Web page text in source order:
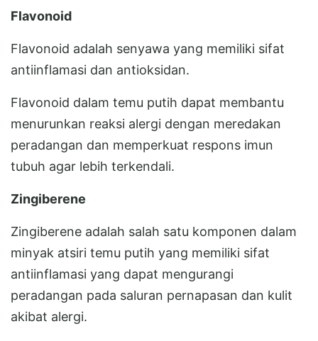
Flavonoid
Flavonoid adalah senyawa yang memiliki sifat
antiinflamasi dan antioksidan.
Flavonoid dalam temu putih dapat membantu
menurunkan reaksi alergi dengan meredakan
peradangan dan memperkuat respons imun
tubuh agar lebih terkendali.
Zingiberene
Zingiberene adalah salah satu komponen dalam
minyak atsiri temu putih yang memiliki sifat
antiinflamasi yang dapat mengurangi
peradangan pada saluran pernapasan dan kulit
akibat alergi.